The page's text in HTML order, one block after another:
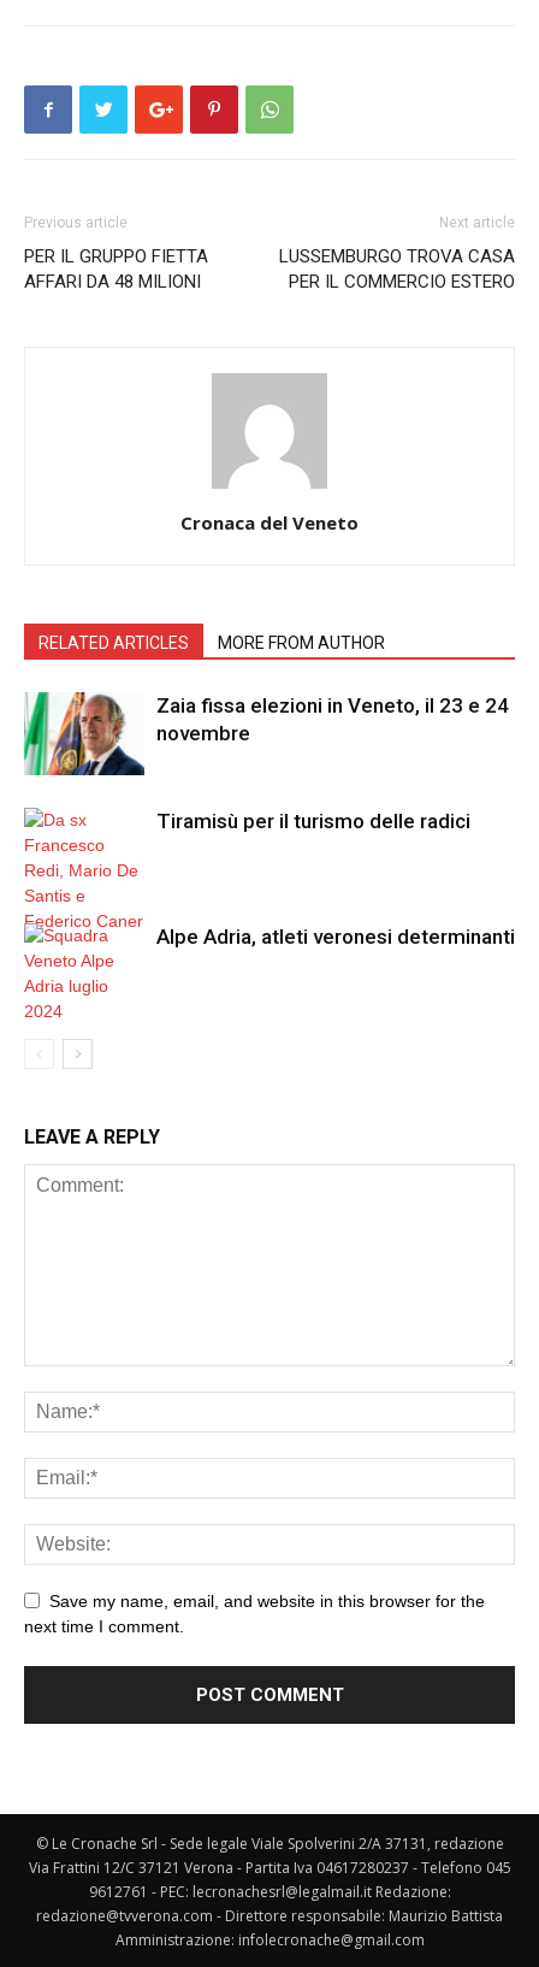
Previous article
PER IL GRUPPO FIETTA
AFFARI DA 48 MILIONI
Next article
LUSSEMBURGO TROVA CASA
PER IL COMMERCIO ESTERO
Cronaca del Veneto
RELATED ARTICLES MORE FROM AUTHOR
Zaia fissa elezioni in Veneto, il 23 e 24
novembre
Tiramisù per il turismo delle radici
Alpe Adria, atleti veronesi determinanti
LEAVE A REPLY
Save my name, email, and website in this browser for the
next time I comment.
© Le Cronache Srl - Sede legale Viale Spolverini 2/A 37131, redazione
Via Frattini 12/C 37121 Verona - Partita Iva 04617280237 - Telefono 045
9612761 - PEC: lecronachesrl@legalmail.it Redazione:
redazione@tvverona.com - Direttore responsabile: Maurizio Battista
Amministrazione: infolecronache@gmail.com